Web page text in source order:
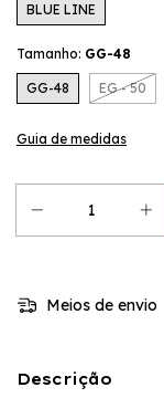
BLUE LINE
Tamanho: GG-48
GG-48 EG - 50
Guia de medidas
Meios de envio
Descrição